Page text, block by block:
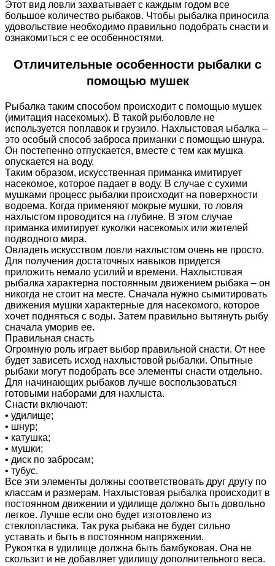
Этот вид ловли захватывает с каждым годом все
большое количество рыбаков. Чтобы рыбалка приносила
удовольствие необходимо правильно подобрать снасти и
ознакомиться с ее особенностями.
Отличительные особенности рыбалки с
помощью мушек
Рыбалка таким способом происходит с помощью мушек
(имитация насекомых). В такой рыболовле не
используется поплавок и грузило. Нахлыстовая ыбалка –
это особый способ заброса приманки с помощью шнура.
Он постепенно отпускается, вместе с тем как мушка
опускается на воду.
Таким образом, искусственная приманка имитирует
насекомое, которое падает в воду. В случае с сухими
мушками процесс рыбалки происходит на поверхности
водоема. Когда применяют мокрые мушки, то ловля
нахлыстом проводится на глубине. В этом случае
приманка имитирует куколки насекомых или жителей
подводного мира.
Овладеть искусством ловли нахлыстом очень не просто.
Для получения достаточных навыков придется
приложить немало усилий и времени. Нахлыстовая
рыбалка характерна постоянным движением рыбака – он
никогда не стоит на месте. Сначала нужно сымитировать
движения мушки характерные для насекомого, которое
хочет подняться с воды. Затем правильно вытянуть рыбу
сначала уморив ее.
Правильная снасть
Огромную роль играет выбор правильной снасти. От нее
будет зависеть исход нахлыстовой рыбалки. Опытные
рыбаки могут подобрать все элементы снасти отдельно.
Для начинающих рыбаков лучше воспользоваться
готовыми наборами для нахлыста.
Снасти включают:
• удилище;
• шнур;
• катушка;
• мушки;
• диск по забросам;
• тубус.
Все эти элементы должны соответствовать друг другу по
классам и размерам. Нахлыстовая рыбалка происходит в
постоянном движении и удилище должно быть довольно
легкое. Лучше если оно будет изготовлено из
стеклопластика. Так рука рыбака не будет сильно
уставать и быть в постоянном напряжении.
Рукоятка в удилище должна быть бамбуковая. Она не
скользит и не добавляет удилищу дополнительного веса.